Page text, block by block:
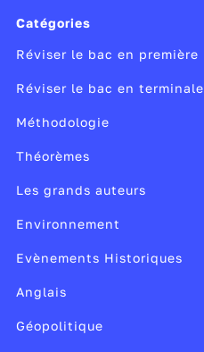
Catégories
Réviser le bac en première
Réviser le bac en terminale
Méthodologie
Théorèmes
Les grands auteurs
Environnement
Evènements Historiques
Anglais
Géopolitique